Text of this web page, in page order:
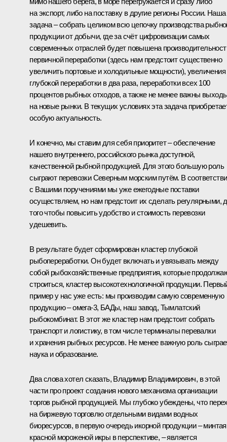
на экспорт, либо на поставку в другие регионы России. Наша
задача – собрать целиком всю цепочку производства
продукции от добычи, где за счёт цифровизации самых
современных отраслей будет повышена
первичной переработки (здесь нам предстоит существенно
увеличить портовые и холодильные мощности), увеличения
глубокой переработки в два раза, переработки всех 100
процентов рыбных отходов, а также не менее важны
на новые рынки. В текущих условиях эта задача
особую актуальность.
И конечно, мы ставим для себя приоритет – обеспечение
нашего внутреннего, российского рынка доступной,
качественной рыбной продукцией. Для этого большую роль
сыграют перевозки Северным морским путём. В
с Вашими поручениями мы уже ежегодные поставки
осуществляем, но нам предстоит их сделать регулярными,
того чтобы повысить удобство и стоимость перевозки
удешевить.
В результате будет сформирован кластер глубокой
рыбопереработки. Он будет включать и увязывать между
собой рыбохозяйственные предприятия, которые
строиться, кластер высокотехнологичной продукции.
пример у нас уже есть: мы производим самую современную
продукцию – омега-3, БАДы, наш завод, Тымлатский
рыбокомбинат. В этот же кластер нам предстоит собрать
транспорт и логистику, в том числе терминалы перевалки
и хранения рыбных ресурсов. Не менее важную роль
наука и образование.
Два слова хотел сказать, Владимир Владимирович, в этой
части про проект создания нового механизма организации
торгов рыбной продукцией. Мы глубоко убеждены, что
на биржевую торговлю отдельными видами водных
биоресурсов, в первую очередь икорной продукции –
красной мороженой икры в перспективе, – является